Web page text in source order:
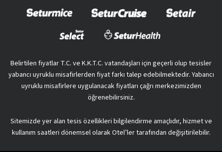
Belirtilen fiyatlar T.C. ve K.K.T.C. vatandaşları için geçerli olup tesisler
yabancı uyruklu misafirlerden fiyat farkı talep edebilmektedir. Yabancı
uyruklu misafirlere uygulanacak fiyatları çağrı merkezimizden
öğrenebilirsiniz.
Sitemizde yer alan tesis özellikleri bilgilendirme amaçlıdır, hizmet ve
kullanım saatleri dönemsel olarak Otel’ler tarafından değişitirilebilir.